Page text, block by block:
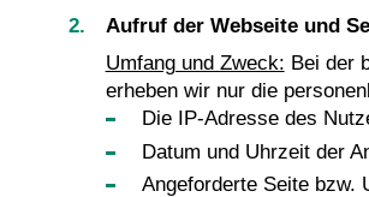
Aufruf der Webseite und
Umfang und Zweck: Bei der
erheben wir nur die
Die IP-Adresse des
Datum und Uhrzeit der
Angeforderte Seite bzw.